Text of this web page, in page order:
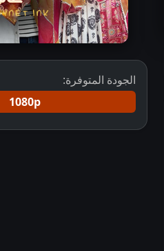
الجودة المتوفرة:
1080p